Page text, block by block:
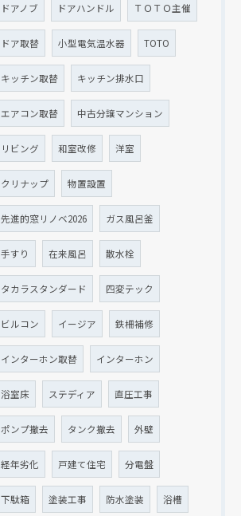
ドアノブ ドアハンドル ＴＯＴＯ主催
ドア取替 小型電気温水器 TOTO
キッチン取替 キッチン排水口
エアコン取替 中古分譲マンション
リビング 和室改修 洋室
クリナップ 物置設置
先進的窓リノベ2026 ガス風呂釜
手すり 在来風呂 散水栓
タカラスタンダード 四変テック
ビルコン イージア 鉄柵補修
インターホン取替 インターホン
浴室床 ステディア 直圧工事
ポンプ撤去 タンク撤去 外壁
経年劣化 戸建て住宅 分電盤
下駄箱 塗装工事 防水塗装 浴槽